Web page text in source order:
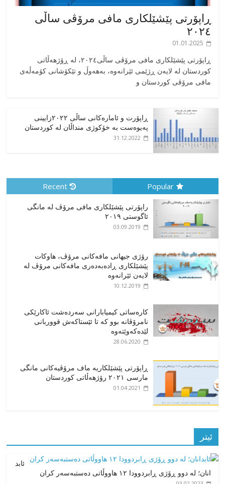
ڕاپۆرتی پێشێلکاری مافی مرۆڤی ساڵی
٢٠٢٤
01.01.2025
‎ڕاپۆرتی پێشێلکاری مافی مرۆڤی ساڵی٢٠٢٤، له ڕۆژهەڵاتی
کوردستان له لایەن ڕژێمی ئێرانەوە، بە‎هەوڵ و تێکۆشانی کۆمەڵەی
مافی مرۆڤی کوردستان و
ڕاپۆرت و ئامارەکانی ساڵی ٢٠٢٢زایینی
پەیوەست بە خۆکوژی منداڵان لە کوردستان
31.12.2022
Popular
Recent
راپۆرتی پێشێلكاری مافی مرۆڤ له‌ مانگی
ئاگوستی ٢٠١٩
03.09.2019
رۆژی جیهانی مافەکانی مرۆڤ، هاوکات
پێشێلکاری ڕادەبەدەری مافەکانی مرۆڤ لە
لایەن ئێرانەوە
10.12.2019
کارەساتی کیمیابارانی سەردەشت ئاکارێکی
نامرۆڤانە بوو کە تا ئێستاکەش قووربانی
لێدەکەوێتەوە
28.06.2020
ڕاپۆرتی پێشێلکاریە ماف مرۆڤیەکانی مانگی
مارسی ٢٠٢١ رۆژهەڵاتی کوردستان
01.04.2021
ئیتر
ئابد
انان؛ لە دوو ڕۆژی ڕابردوودا ۱۲ هاووڵاتی دەستبەسەر کران